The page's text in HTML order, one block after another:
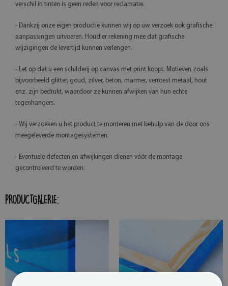
verschil in tinten is geen reden voor reclamatie.
- Dankzij onze eigen productie kunnen wij op uw verzoek ook grafische
aanpassingen uitvoeren. Houd er rekening mee dat grafische
wijzigingen de levertijd kunnen verlengen.
- Let op dat u een schilderij op canvas met print koopt. Motieven zoals
bijvoorbeeld glitter, goud, zilver, beton, marmer, verroest metaal, hout
enz. zijn bedrukt, waardoor ze kunnen afwijken van hun echte
tegenhangers.
- Wij verzoeken u het product te monteren met behulp van de door ons
meegeleverde montagesystemen.
- Eventuele defecten en afwijkingen dienen vóór de montage
gecontroleerd te worden.
PRODUCTGALERIE: